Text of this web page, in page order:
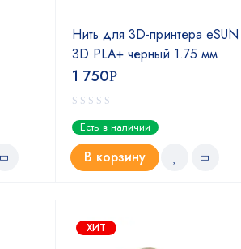
Нить для 3D-принтера eSUN
3D PLA+ черный 1.75 мм
1 750Р
Есть в наличии
В корзину
ХИТ